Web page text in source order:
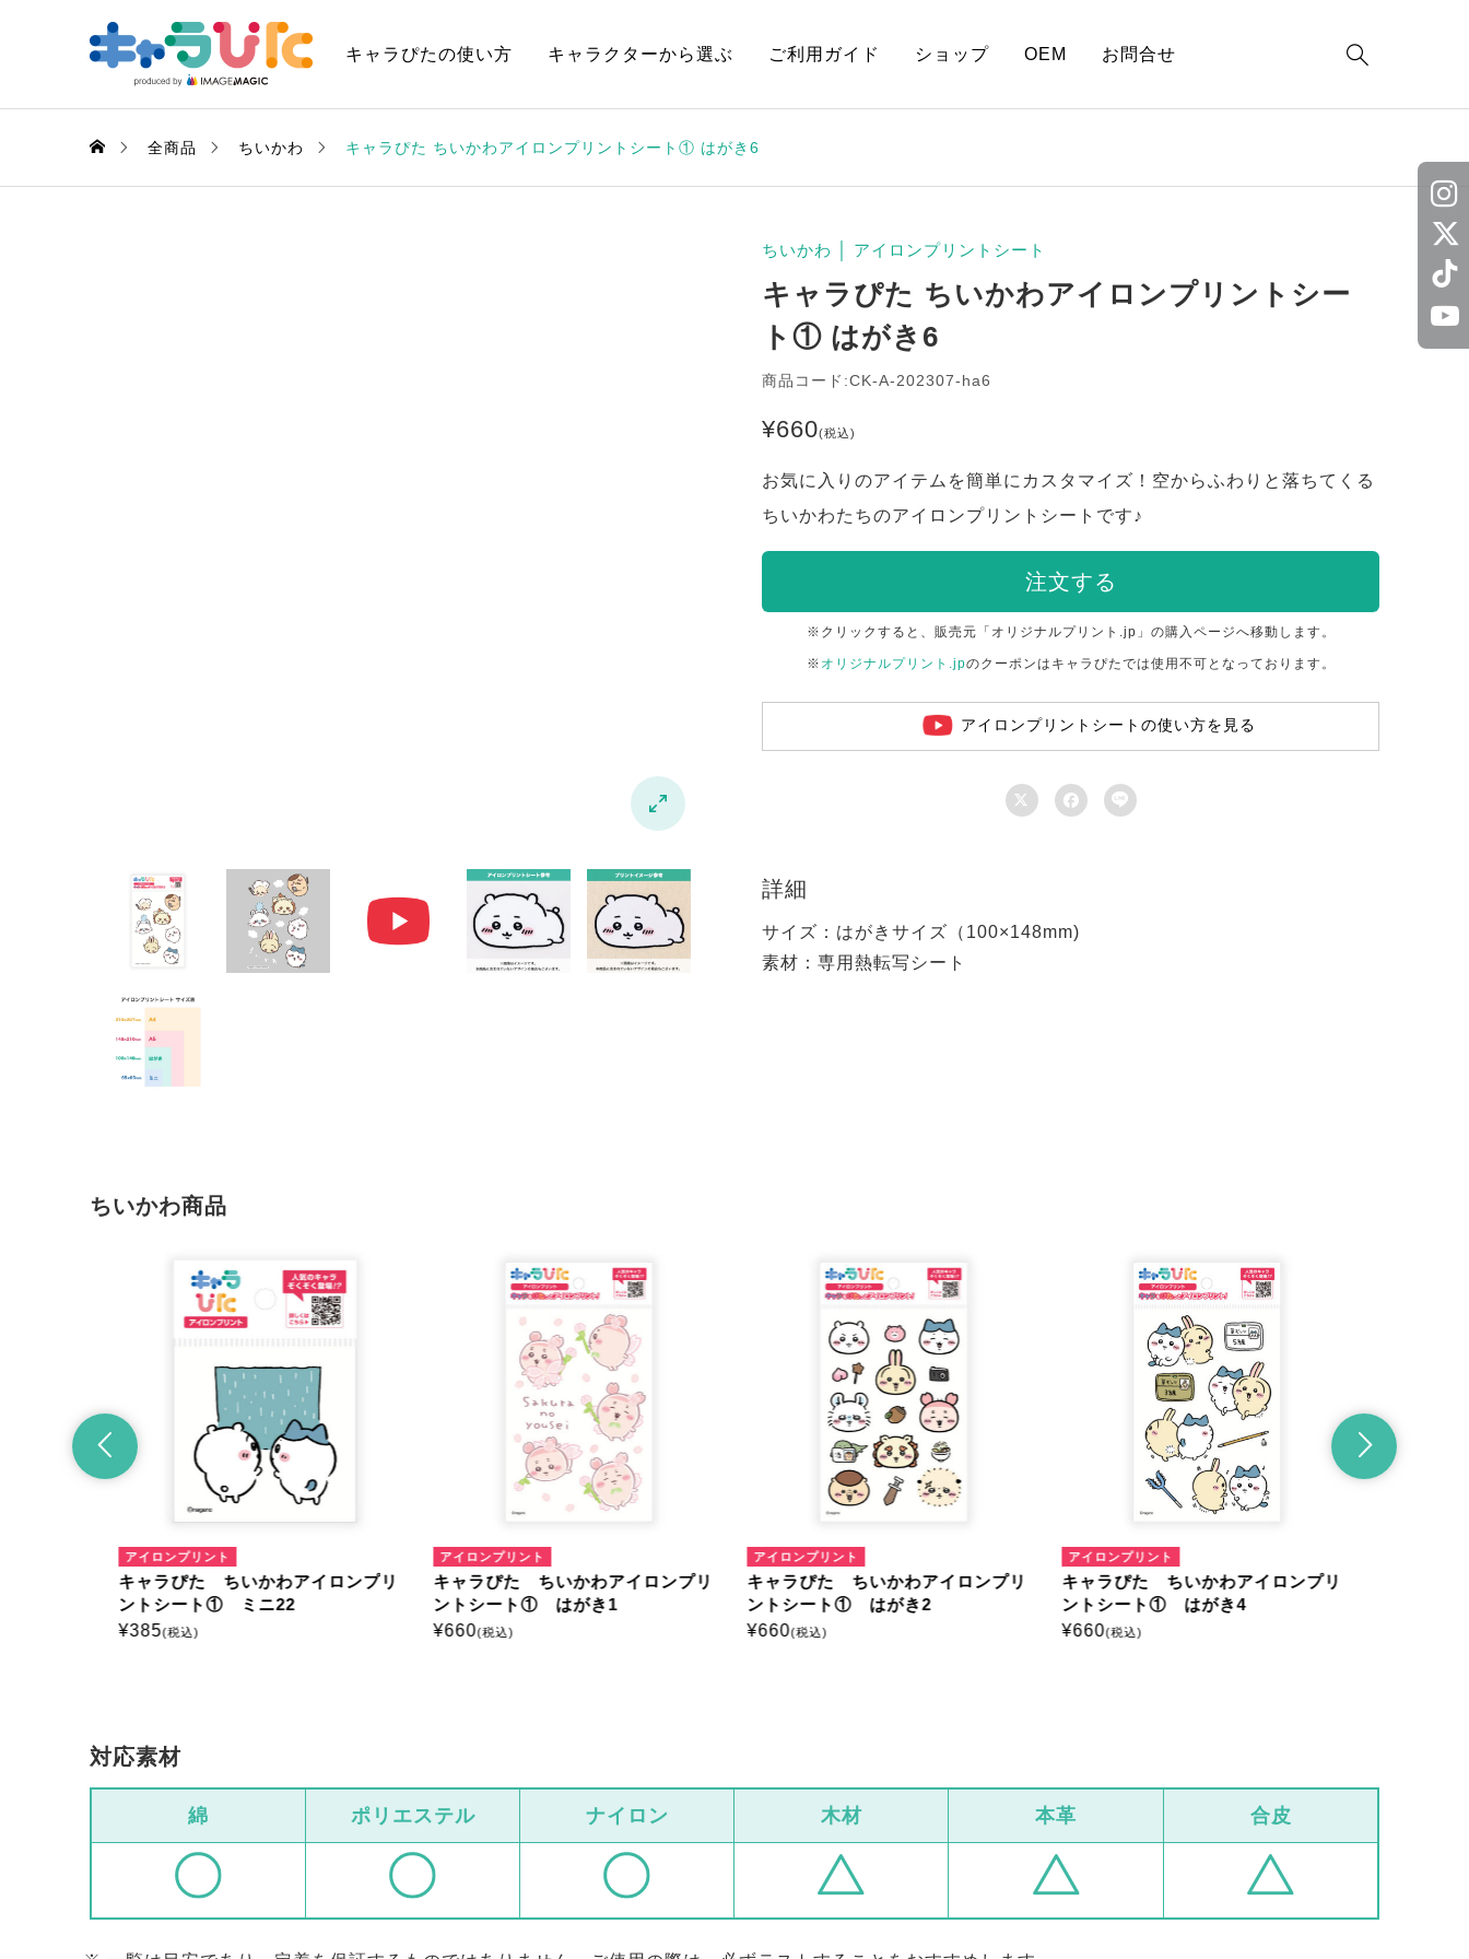
キャラぴたの使い方 キャラクターから選ぶ ご利用ガイド ショップ OEM お問合せ 
全商品 ちいかわ キャラぴた ちいかわアイロンプリントシート① はがき6

ちいかわ アイロンプリントシート
キャラぴた ちいかわアイロンプリントシー
ト① はがき6
商品コード:CK-A-202307-ha6
¥660(税込)
お気に入りのアイテムを簡単にカスタマイズ！空からふわりと落ちてくる
ちいかわたちのアイロンプリントシートです♪
注文する
※クリックすると、販売元「オリジナルプリント.jp」の購入ページへ移動します。
※ オリジナルプリント.jpのクーポンはキャラぴたでは使用不可となっております。
アイロンプリントシートの使い方を見る
  
詳細
サイズ：はがきサイズ（100×148mm)
素材：専用熱転写シート
ちいかわ商品
アイロンプリント
キャラぴた ちいかわアイロンプリ
ントシート① ミニ22
¥385(税込)
アイロンプリント
キャラぴた ちいかわアイロンプリ
ントシート① はがき1
¥660(税込)
アイロンプリント
キャラぴた ちいかわアイロンプリ
ントシート① はがき2
¥660(税込)
アイロンプリント
キャラぴた ちいかわアイロンプリ
ントシート① はがき4
¥660(税込)
対応素材
綿 ポリエステル ナイロン 木材 本革 合皮